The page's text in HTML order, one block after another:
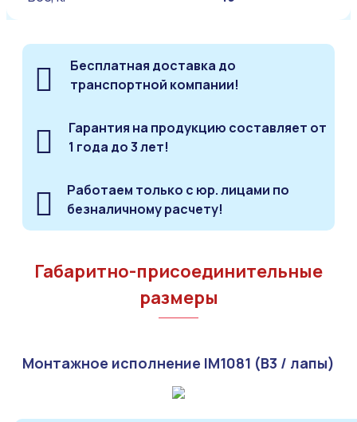
Бесплатная доставка до
транспортной компании!
Гарантия на продукцию составляет от
1 года до 3 лет!
Работаем только с юр. лицами по
безналичному расчету!
Габаритно-присоединительные
размеры
Монтажное исполнение IM1081 (B3 / лапы)